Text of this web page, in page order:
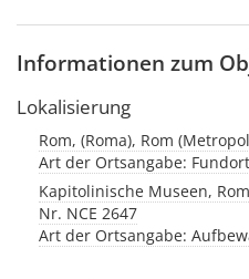
Informationen zum
Lokalisierung
Rom, (Roma), Rom
Art der Ortsangabe: Fundort
Kapitolinische Museen,
Nr. NCE 2647
Art der Ortsangabe: